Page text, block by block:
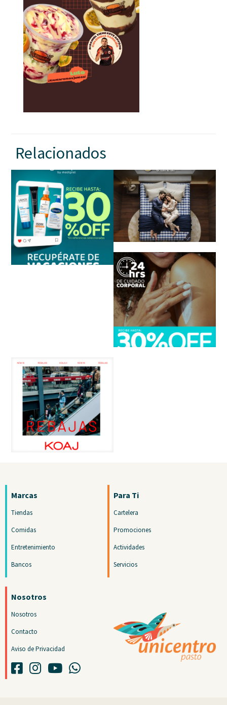
Relacionados
Marcas
Tiendas
Comidas
Entretenimiento
Bancos
Para Ti
Cartelera
Promociones
Actividades
Servicios
Nosotros
Nosotros
Contacto
Aviso de Privacidad